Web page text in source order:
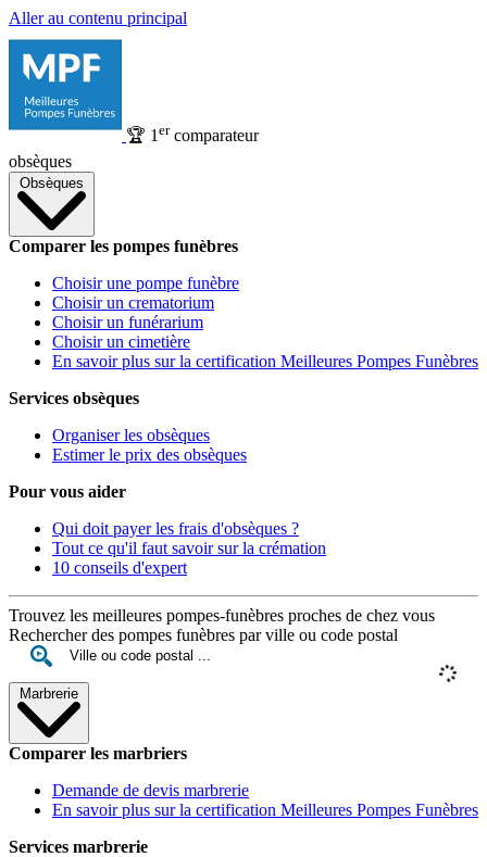
Aller au contenu principal
🏆 1 ercomparateur
obsèques
Obsèques
Comparer les pompes funèbres
Choisir une pompe funèbre
Choisir un crematorium
Choisir un funérarium
Choisir un cimetière
En savoir plus sur la certification Meilleures Pompes Funèbres
Services obsèques
Organiser les obsèques
Estimer le prix des obsèques
Pour vous aider
Qui doit payer les frais d'obsèques ?
Tout ce qu'il faut savoir sur la crémation
10 conseils d'expert
Trouvez les meilleures pompes-funèbres proches de chez vous
Rechercher des pompes funèbres par ville ou code postal
Marbrerie
Comparer les marbriers
Demande de devis marbrerie
En savoir plus sur la certification Meilleures Pompes Funèbres
Services marbrerie